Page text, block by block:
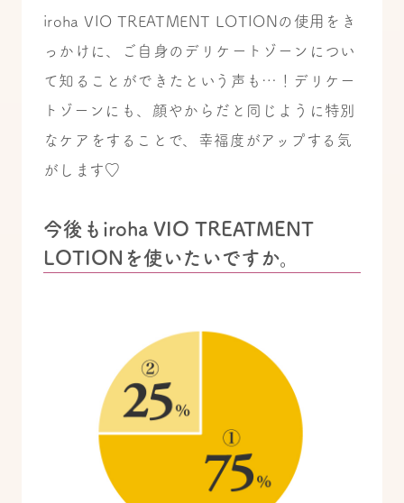
iroha VIO TREATMENT LOTIONの使用をき
っかけに、ご自身のデリケートゾーンについ
て知ることができたという声も…！デリケー
トゾーンにも、顔やからだと同じように特別
なケアをすることで、幸福度がアップする気
がします♡
今後もiroha VIO TREATMENT
LOTIONを使いたいですか。